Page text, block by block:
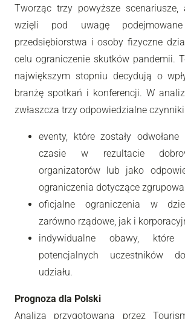
Tworząc trzy powyższe scenariusze,
wzięli pod uwagę
przedsiębiorstwa i osoby fizyczne
celu ograniczenie skutków pandemii.
największym stopniu decydują o
branżę spotkań i konferencji. W
zwłaszcza trzy odpowiedzialne
eventy, które zostały
czasie w rezultacie
organizatorów lub jako
ograniczenia dotyczące
oficjalne ograniczenia w
zarówno rządowe, jak i
indywidualne obawy, które
potencjalnych uczestników
udziału.
Prognoza dla Polski
Analiza przygotowana przez